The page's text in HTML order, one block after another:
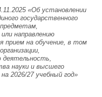
«Об установлении
государственного
направлению
прием на обучение, в том
науки и высшего
2026/27 учебный год»